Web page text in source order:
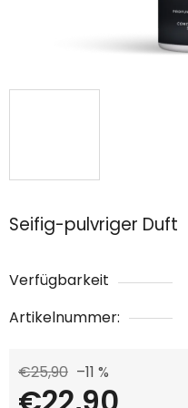
Seifig-pulvriger Duft
Verfügbarkeit
Artikelnummer:
€25,90 –11 %